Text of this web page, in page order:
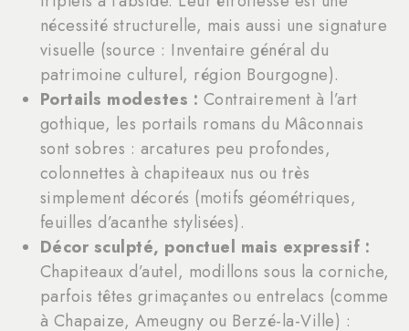
nécessité structurelle, mais aussi une signature
visuelle (source : Inventaire général du
patrimoine culturel, région Bourgogne).
Portails modestes : Contrairement à l’art
gothique, les portails romans du Mâconnais
sont sobres : arcatures peu profondes,
colonnettes à chapiteaux nus ou très
simplement décorés (motifs géométriques,
feuilles d’acanthe stylisées).
Décor sculpté, ponctuel mais expressif :
Chapiteaux d’autel, modillons sous la corniche,
parfois têtes grimaçantes ou entrelacs (comme
à Chapaize, Ameugny ou Berzé-la-Ville) :